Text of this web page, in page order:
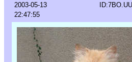
2003-05-13
22:47:55